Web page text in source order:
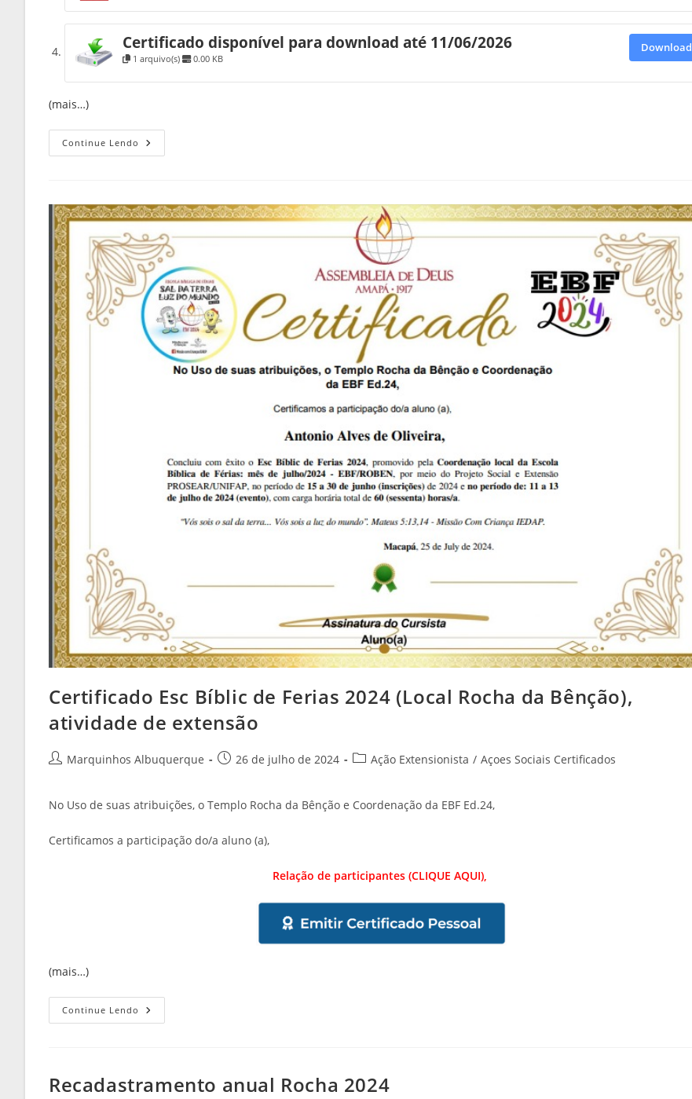
Certificado disponível para download até 11/06/2026
1 arquivo(s) 0.00 KB
Download
(mais…)
Continue Lendo
Certificado Esc Bíblic de Ferias 2024 (Local Rocha da Bênção),
atividade de extensão
Marquinhos Albuquerque 26 de julho de 2024 Ação Extensionista / Açoes Sociais Certificados
No Uso de suas atribuições, o Templo Rocha da Bênção e Coordenação da EBF Ed.24,
Certificamos a participação do/a aluno (a),
Relação de participantes (CLIQUE AQUI),
(mais…)
Continue Lendo
Recadastramento anual Rocha 2024